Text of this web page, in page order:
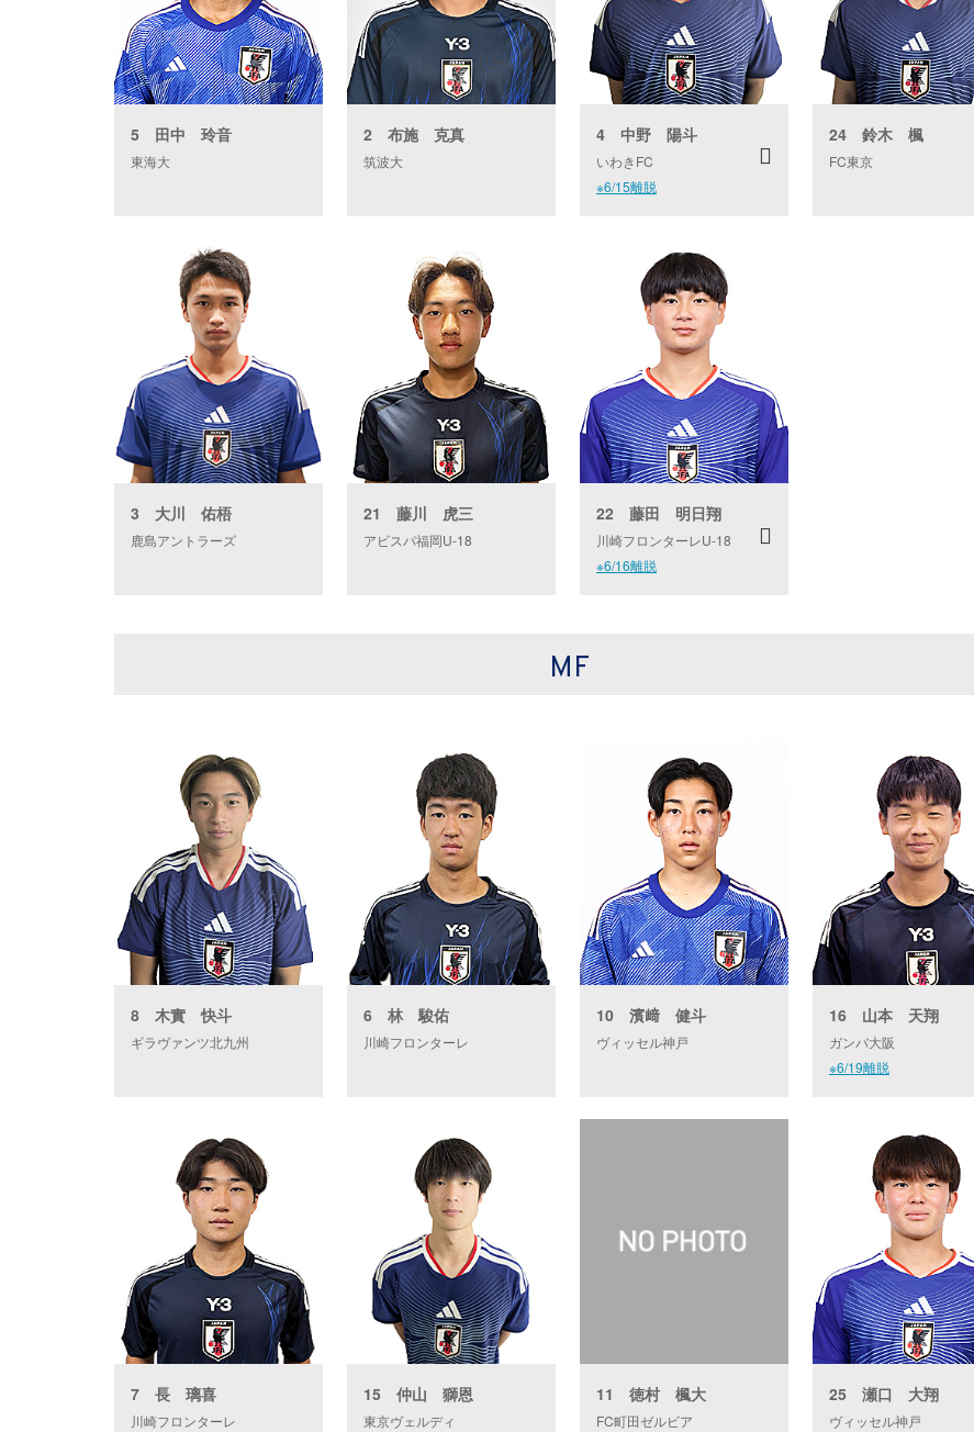
5 田中 玲音
東海大
2 布施 克真
筑波大
4 中野 陽斗
いわきFC
※6/15離脱
24 鈴木 楓
FC東京
3 大川 佑梧
鹿島アントラーズ
21 藤川 虎三
アビスパ福岡U-18
22 藤田 明日翔
川崎フロンターレU-18
※6/16離脱
MF
8 木實 快斗
ギラヴァンツ北九州
6 林 駿佑
川崎フロンターレ
10 濱﨑 健斗
ヴィッセル神戸
16 山本 天翔
ガンバ大阪
※6/19離脱
7 長 璃喜
川崎フロンターレ
15 仲山 獅恩
東京ヴェルディ
11 徳村 楓大
FC町田ゼルビア
25 瀬口 大翔
ヴィッセル神戸